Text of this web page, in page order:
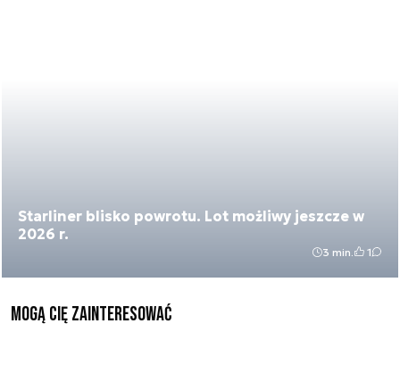
Starliner blisko powrotu. Lot możliwy jeszcze w
2026 r.
3 min. 1
Mogą Cię zainteresować